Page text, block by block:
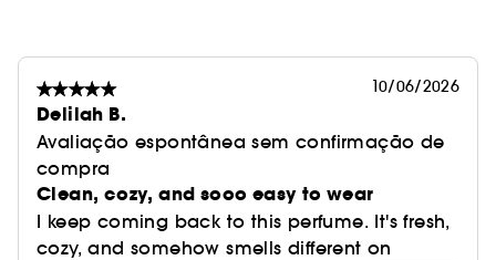
10/06/2026
Delilah B.
Avaliação espontânea sem confirmação de
compra
Clean, cozy, and sooo easy to wear
I keep coming back to this perfume. It's fresh,
cozy, and somehow smells different on